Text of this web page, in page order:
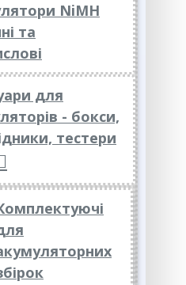
NiMH
та
для
- бокси,
тестери